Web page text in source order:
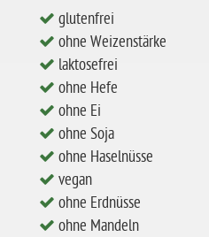
glutenfrei
ohne Weizenstärke
laktosefrei
ohne Hefe
ohne Ei
ohne Soja
ohne Haselnüsse
vegan
ohne Erdnüsse
ohne Mandeln